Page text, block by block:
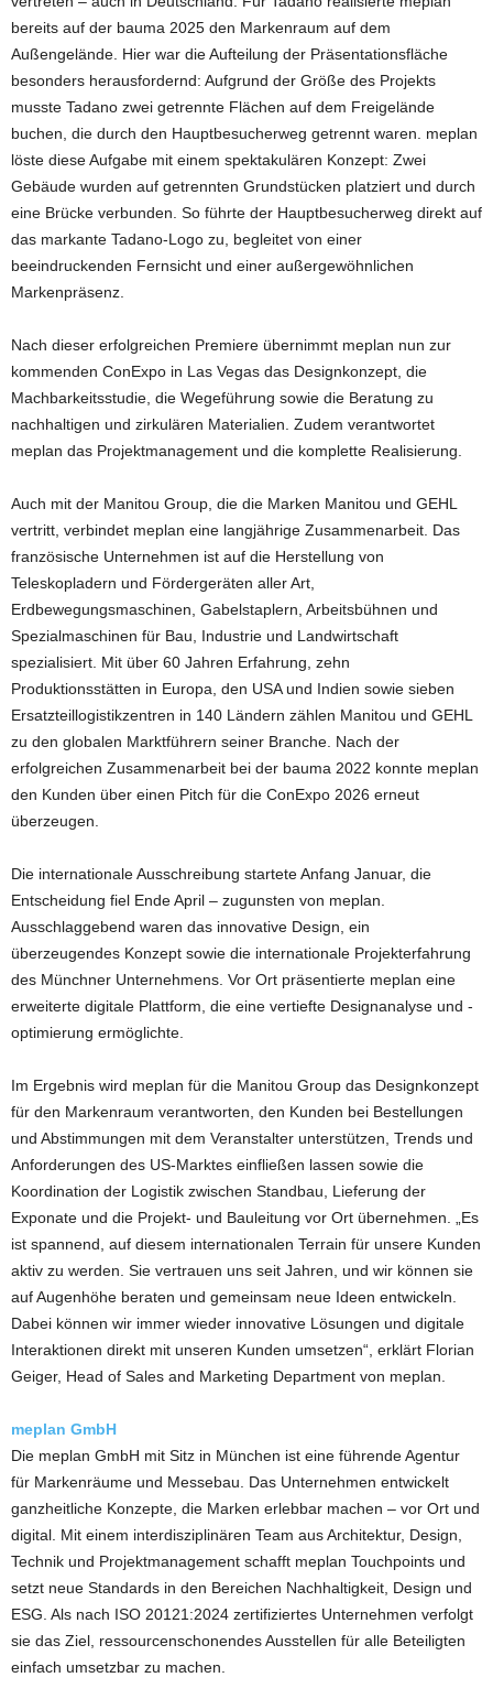
bereits auf der bauma 2025 den Markenraum auf dem
Außengelände. Hier war die Aufteilung der Präsentationsfläche
besonders herausfordernd: Aufgrund der Größe des Projekts
musste Tadano zwei getrennte Flächen auf dem Freigelände
buchen, die durch den Hauptbesucherweg getrennt waren. meplan
löste diese Aufgabe mit einem spektakulären Konzept: Zwei
Gebäude wurden auf getrennten Grundstücken platziert und durch
eine Brücke verbunden. So führte der Hauptbesucherweg direkt auf
das markante Tadano-Logo zu, begleitet von einer
beeindruckenden Fernsicht und einer außergewöhnlichen
Markenpräsenz.
Nach dieser erfolgreichen Premiere übernimmt meplan nun zur
kommenden ConExpo in Las Vegas das Designkonzept, die
Machbarkeitsstudie, die Wegeführung sowie die Beratung zu
nachhaltigen und zirkulären Materialien. Zudem verantwortet
meplan das Projektmanagement und die komplette Realisierung.
Auch mit der Manitou Group, die die Marken Manitou und GEHL
vertritt, verbindet meplan eine langjährige Zusammenarbeit. Das
französische Unternehmen ist auf die Herstellung von
Teleskopladern und Fördergeräten aller Art,
Erdbewegungsmaschinen, Gabelstaplern, Arbeitsbühnen und
Spezialmaschinen für Bau, Industrie und Landwirtschaft
spezialisiert. Mit über 60 Jahren Erfahrung, zehn
Produktionsstätten in Europa, den USA und Indien sowie sieben
Ersatzteillogistikzentren in 140 Ländern zählen Manitou und GEHL
zu den globalen Marktführern seiner Branche. Nach der
erfolgreichen Zusammenarbeit bei der bauma 2022 konnte meplan
den Kunden über einen Pitch für die ConExpo 2026 erneut
überzeugen.
Die internationale Ausschreibung startete Anfang Januar, die
Entscheidung fiel Ende April – zugunsten von meplan.
Ausschlaggebend waren das innovative Design, ein
überzeugendes Konzept sowie die internationale Projekterfahrung
des Münchner Unternehmens. Vor Ort präsentierte meplan eine
erweiterte digitale Plattform, die eine vertiefte Designanalyse und -
optimierung ermöglichte.
Im Ergebnis wird meplan für die Manitou Group das Designkonzept
für den Markenraum verantworten, den Kunden bei Bestellungen
und Abstimmungen mit dem Veranstalter unterstützen, Trends und
Anforderungen des US-Marktes einfließen lassen sowie die
Koordination der Logistik zwischen Standbau, Lieferung der
Exponate und die Projekt- und Bauleitung vor Ort übernehmen. „Es
ist spannend, auf diesem internationalen Terrain für unsere Kunden
aktiv zu werden. Sie vertrauen uns seit Jahren, und wir können sie
auf Augenhöhe beraten und gemeinsam neue Ideen entwickeln.
Dabei können wir immer wieder innovative Lösungen und digitale
Interaktionen direkt mit unseren Kunden umsetzen“, erklärt Florian
Geiger, Head of Sales and Marketing Department von meplan.
meplan GmbH
Die meplan GmbH mit Sitz in München ist eine führende Agentur
für Markenräume und Messebau. Das Unternehmen entwickelt
ganzheitliche Konzepte, die Marken erlebbar machen – vor Ort und
digital. Mit einem interdisziplinären Team aus Architektur, Design,
Technik und Projektmanagement schafft meplan Touchpoints und
setzt neue Standards in den Bereichen Nachhaltigkeit, Design und
ESG. Als nach ISO 20121:2024 zertifiziertes Unternehmen verfolgt
sie das Ziel, ressourcenschonendes Ausstellen für alle Beteiligten
einfach umsetzbar zu machen.